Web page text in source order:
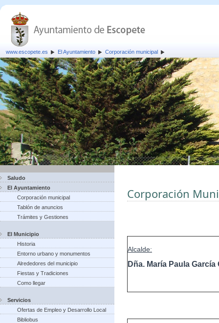
www.escopete.es El Ayuntamiento Corporación municipal
Saludo
El Ayuntamiento
Corporación municipal
Tablón de anuncios
Trámites y Gestiones
El Municipio
Historia
Entorno urbano y monumentos
Alrededores del municipio
Fiestas y Tradiciones
Como llegar
Servicios
Ofertas de Empleo y Desarrollo Local
Bibliobus
Corporación
Alcalde:
Dña. María Paula